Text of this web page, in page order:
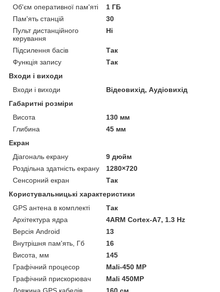
Об'єм оперативної пам'яті
1 ГБ
Пам'ять станцій
30
Пульт дистанційного
керування
Ні
Підсилення басів
Так
Функція запису
Так
Входи і виходи
Входи і виходи
Відеовихід, Аудіовихід
Габаритні розміри
Висота
130 мм
Глибина
45 мм
Екран
Діагональ екрану
9 дюйм
Роздільна здатність екрану
1280×720
Сенсорний екран
Так
Користувальницькі характеристики
GPS антена в комплекті
Так
Архітектура ядра
4ARM Cortex-A7, 1.3 Hz
Версія Android
13
Внутрішня пам'ять, Гб
16
Висота, мм
145
Графічний процесор
Mali-450 MP
Графічний прискорювач
Mali 450MP